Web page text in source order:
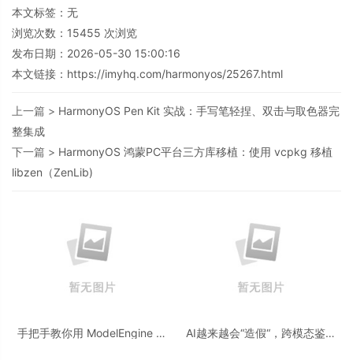
本文标签：无
浏览次数： 15455 次浏览
发布日期：2026-05-30 15:00:16
本文链接： https://imyhq.com/harmonyos/25267.html
上一篇 > HarmonyOS Pen Kit 实战：手写笔轻捏、双击与取色器完
整集成
下一篇 > HarmonyOS 鸿蒙PC平台三方库移植：使用 vcpkg 移植
libzen（ZenLib)
手把手教你用 ModelEngine 打
AI越来越会“造假“，跨模态鉴伪